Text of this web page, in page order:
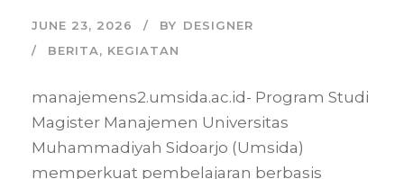
JUNE 23, 2026 BY DESIGNER
BERITA, KEGIATAN
manajemens2.umsida.ac.id- Program Studi
Magister Manajemen Universitas
Muhammadiyah Sidoarjo (Umsida)
memperkuat pembelajaran berbasis